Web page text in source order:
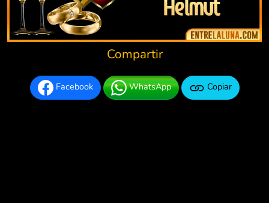
Compartir
Facebook WhatsApp Copiar